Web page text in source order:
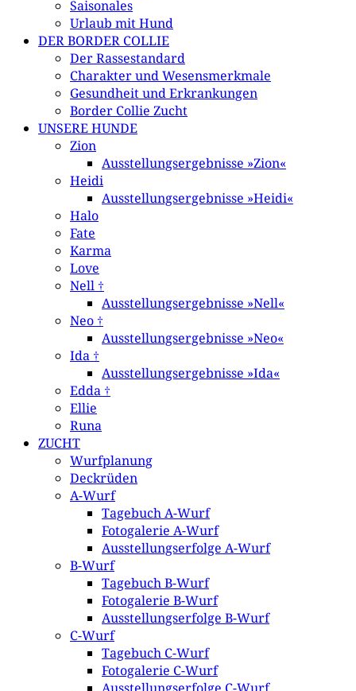
Saisonales
Urlaub mit Hund
DER BORDER COLLIE
Der Rassestandard
Charakter und Wesensmerkmale
Gesundheit und Erkrankungen
Border Collie Zucht
UNSERE HUNDE
Zion
Ausstellungsergebnisse »Zion«
Heidi
Ausstellungsergebnisse »Heidi«
Halo
Fate
Karma
Love
Nell †
Ausstellungsergebnisse »Nell«
Neo †
Ausstellungsergebnisse »Neo«
Ida †
Ausstellungsergebnisse »Ida«
Edda †
Ellie
Runa
ZUCHT
Wurfplanung
Deckrüden
A-Wurf
Tagebuch A-Wurf
Fotogalerie A-Wurf
Ausstellungserfolge A-Wurf
B-Wurf
Tagebuch B-Wurf
Fotogalerie B-Wurf
Ausstellungserfolge B-Wurf
C-Wurf
Tagebuch C-Wurf
Fotogalerie C-Wurf